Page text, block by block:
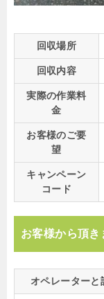
回収場所
回収内容
実際の作業料
金
お客様のご要
望
キャンペーン
コード
お客様から頂き
オペレーターと